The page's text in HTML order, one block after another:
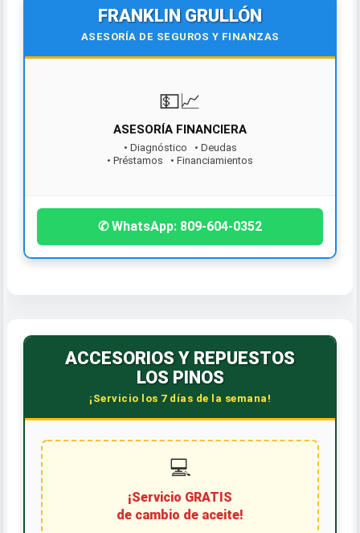
FRANKLIN GRULLÓN
ASESORÍA DE SEGUROS Y FINANZAS
💵📈
ASESORÍA FINANCIERA
• Diagnóstico • Deudas
• Préstamos • Financiamientos
¡Contáctanos hoy!
✆ WhatsApp: 809-604-0352
ACCESORIOS Y REPUESTOS
LOS PINOS
¡Servicio los 7 días de la semana!
💻
¡Servicio GRATIS
de cambio de aceite!